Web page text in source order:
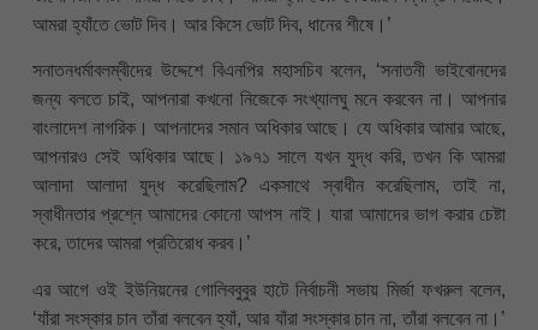
আমরা হ্যাঁতে ভোট দিব। আর কিসে ভোট দিব, ধানের শীষে।’
সনাতনধর্মাবলম্বীদের উদ্দেশে বিএনপির মহাসচিব বলেন, ‘সনাতনী ভাইবোনদের
জন্য বলতে চাই, আপনারা কখনো নিজেকে সংখ্যালঘু মনে করবেন না। আপনার
বাংলাদেশ নাগরিক। আপনাদের সমান অধিকার আছে। যে অধিকার আমার আছে,
আপনারও সেই অধিকার আছে। ১৯৭১ সালে যখন যুদ্ধ করি, তখন কি আমরা
আলাদা আলাদা যুদ্ধ করেছিলাম? একসাথে স্বাধীন করেছিলাম, তাই না,
স্বাধীনতার প্রশ্নে আমাদের কোনো আপস নাই। যারা আমাদের ভাগ করার চেষ্টা
করে, তাদের আমরা প্রতিরোধ করব।’
এর আগে ওই ইউনিয়নের গোলিববুবুর হাটে নির্বাচনী সভায় মির্জা ফখরুল বলেন,
‘যাঁরা সংস্কার চান তাঁরা বলবেন হ্যাঁ, আর যাঁরা সংস্কার চান না, তাঁরা বলবেন না।’